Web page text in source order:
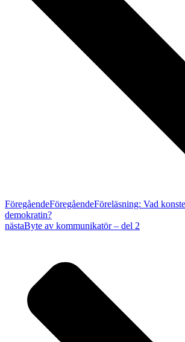
FöregåendeFöregåendeFöreläsning: Vad
demokratin?
nästaByte av kommunikatör – del 2